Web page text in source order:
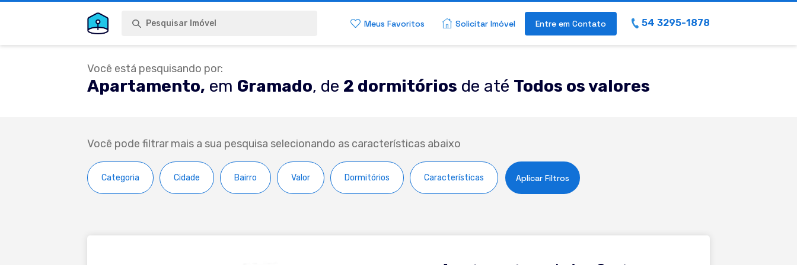
Pesquisar Imóvel Meus Favoritos Solicitar Imóvel Entre em Contato 54 3295-1878
Você está pesquisando por:
Apartamento, em Gramado, de 2 dormitórios de até Todos os valores
Você pode filtrar mais a sua pesquisa selecionando as características abaixo
Categoria Cidade Bairro Valor Dormitórios Características Aplicar Filtros